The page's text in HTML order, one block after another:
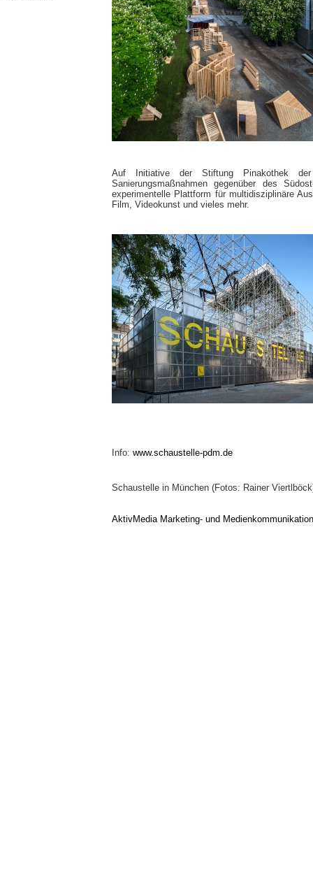
Auf Initiative der Stiftung Pinakothek
Sanierungsmaßnahmen gegenüber des
experimentelle Plattform für multidisziplinäre
Film, Videokunst und vieles mehr.
Info: www.schaustelle-pdm.de
Schaustelle in München (Fotos: Rainer
AktivMedia Marketing- und